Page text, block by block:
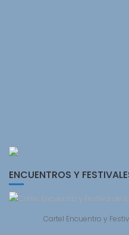
ENCUENTROS Y
Cartel Encuentro y